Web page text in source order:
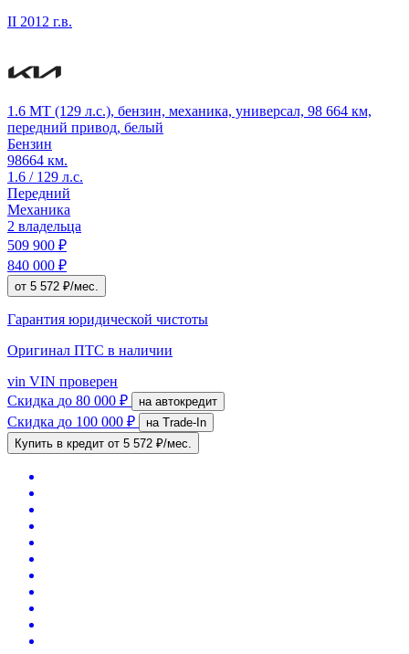
II 2012 г.в.
1.6 MT (129 л.с.), бензин, механика, универсал, 98 664 км,
передний привод, белый
Бензин
98664 км.
1.6 / 129 л.с.
Передний
Механика
2 владельца
509 900 ₽
840 000 ₽
от 5 572 ₽/мес.
Гарантия юридической чистоты
Оригинал ПТС в наличии
vin VIN проверен
Скидка до 80 000 ₽ на автокредит
Скидка до 100 000 ₽
на Trade-In
Купить в кредит от 5 572 ₽/мес.